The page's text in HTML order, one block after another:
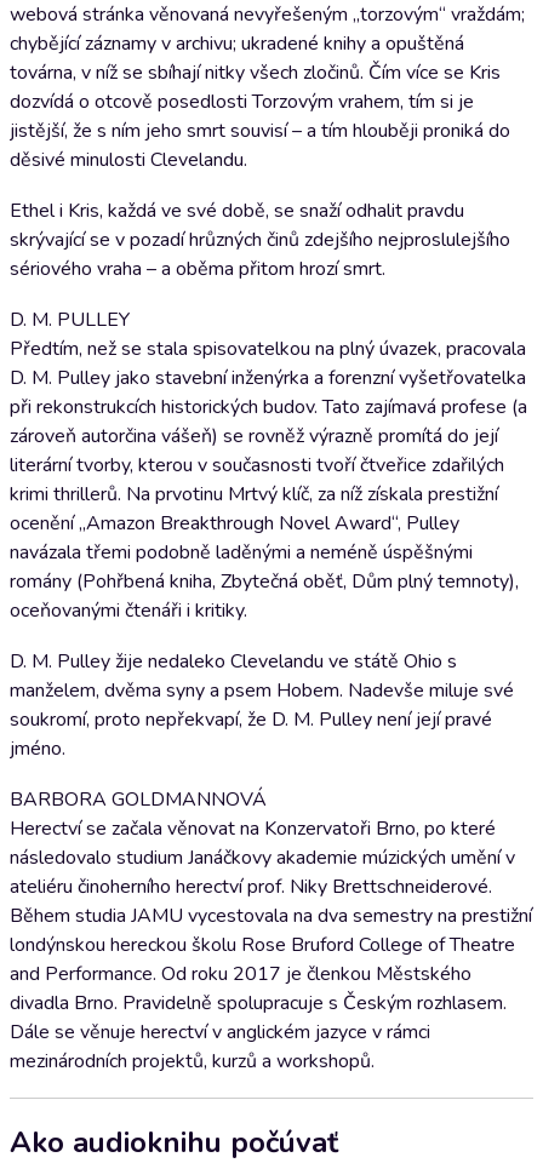
webová stránka věnovaná nevyřešeným „torzovým“ vraždám;
chybějící záznamy v archivu; ukradené knihy a opuštěná
továrna, v níž se sbíhají nitky všech zločinů. Čím více se Kris
dozvídá o otcově posedlosti Torzovým vrahem, tím si je
jistější, že s ním jeho smrt souvisí – a tím hlouběji proniká do
děsivé minulosti Clevelandu.
Ethel i Kris, každá ve své době, se snaží odhalit pravdu
skrývající se v pozadí hrůzných činů zdejšího nejproslulejšího
sériového vraha – a oběma přitom hrozí smrt.
D. M. PULLEY
Předtím, než se stala spisovatelkou na plný úvazek, pracovala
D. M. Pulley jako stavební inženýrka a forenzní vyšetřovatelka
při rekonstrukcích historických budov. Tato zajímavá profese (a
zároveň autorčina vášeň) se rovněž výrazně promítá do její
literární tvorby, kterou v současnosti tvoří čtveřice zdařilých
krimi thrillerů. Na prvotinu Mrtvý klíč, za níž získala prestižní
ocenění „Amazon Breakthrough Novel Award“, Pulley
navázala třemi podobně laděnými a neméně úspěšnými
romány (Pohřbená kniha, Zbytečná oběť, Dům plný temnoty),
oceňovanými čtenáři i kritiky.
D. M. Pulley žije nedaleko Clevelandu ve státě Ohio s
manželem, dvěma syny a psem Hobem. Nadevše miluje své
soukromí, proto nepřekvapí, že D. M. Pulley není její pravé
jméno.
BARBORA GOLDMANNOVÁ
Herectví se začala věnovat na Konzervatoři Brno, po které
následovalo studium Janáčkovy akademie múzických umění v
ateliéru činoherního herectví prof. Niky Brettschneiderové.
Během studia JAMU vycestovala na dva semestry na prestižní
londýnskou hereckou školu Rose Bruford College of Theatre
and Performance. Od roku 2017 je členkou Městského
divadla Brno. Pravidelně spolupracuje s Českým rozhlasem.
Dále se věnuje herectví v anglickém jazyce v rámci
mezinárodních projektů, kurzů a workshopů.
Ako audioknihu počúvať